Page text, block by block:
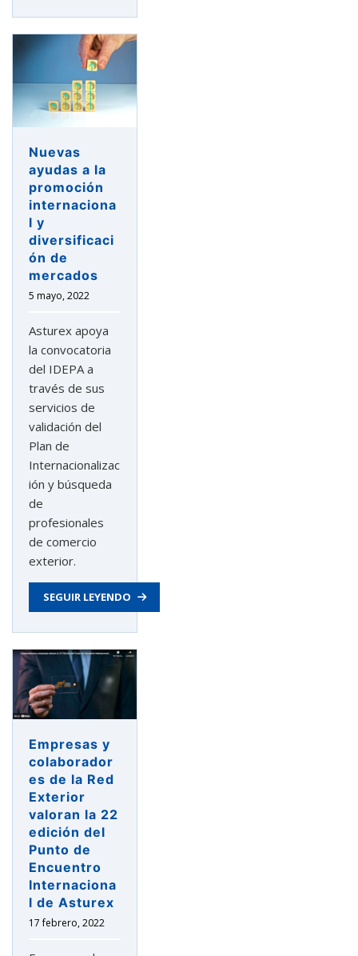
Nuevas
ayudas a la
promoción
internaciona
l y
diversificaci
ón de
mercados
5 mayo, 2022
Asturex apoya
la convocatoria
del IDEPA a
través de sus
servicios de
validación del
Plan de
Internacionalizac
ión y búsqueda
de
profesionales
de comercio
exterior.
SEGUIR LEYENDO
Empresas y
colaborador
es de la Red
Exterior
valoran la 22
edición del
Punto de
Encuentro
Internaciona
l de Asturex
17 febrero, 2022